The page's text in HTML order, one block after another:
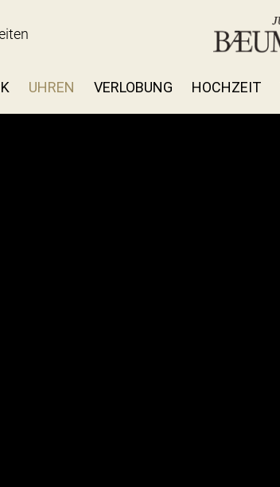
UHREN VERLOBUNG HOCHZEIT